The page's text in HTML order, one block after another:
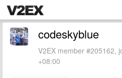
codeskyblue
V2EX member #205162,
+08:00